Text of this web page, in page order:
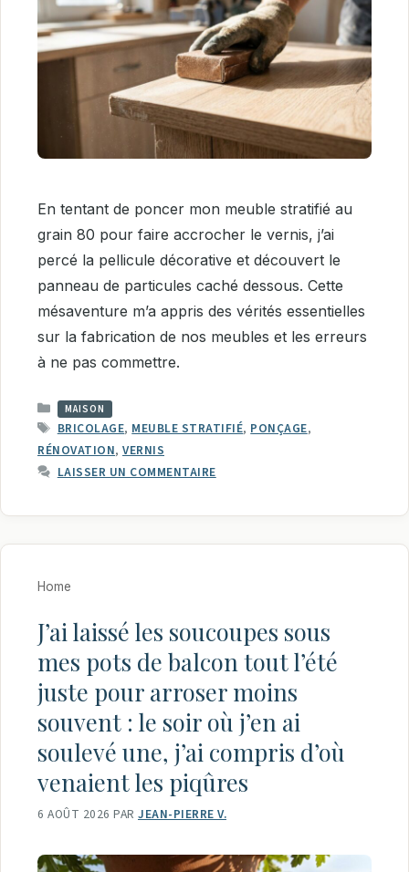
En tentant de poncer mon meuble stratifié au
grain 80 pour faire accrocher le vernis, j’ai
percé la pellicule décorative et découvert le
panneau de particules caché dessous. Cette
mésaventure m’a appris des vérités essentielles
sur la fabrication de nos meubles et les erreurs
à ne pas commettre.
CATÉGORIES
MAISON
ÉTIQUETTES
BRICOLAGE, MEUBLE STRATIFIÉ, PONÇAGE,
RÉNOVATION, VERNIS
LAISSER UN COMMENTAIRE
Home
J’ai laissé les soucoupes sous
mes pots de balcon tout l’été
juste pour arroser moins
souvent : le soir où j’en ai
soulevé une, j’ai compris d’où
venaient les piqûres
6 AOÛT 2026 PAR JEAN-PIERRE V.